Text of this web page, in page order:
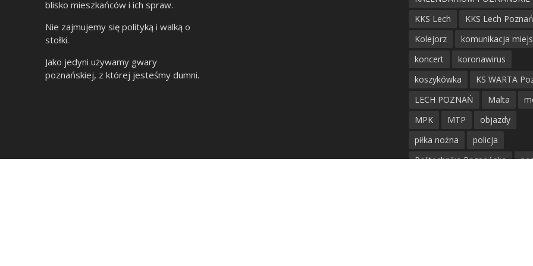
blisko mieszkańców i ich spraw.
Nie zajmujemy się polityką i walką o
stołki.
Jako jedyni używamy gwary
poznańskiej, z której jesteśmy dumni.
KKS Lech
KKS Lech Poznań
Kolejorz
komunikacja
koncert
koronawirus
koszykówka
KS WARTA
LECH POZNAŃ
Malta
MPK
MTP
objazdy
piłka nożna
policja
Politechnika Poznańska